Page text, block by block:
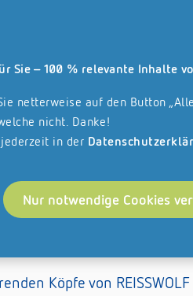
Sie – 100 % relevante Inhalte
netterweise auf den Button
nicht. Danke!
in der
Nur notwendige Cookies
Franchise
Köpfe von